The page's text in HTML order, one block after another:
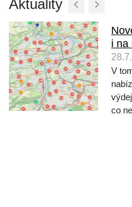
Aktuality
i na
V
co